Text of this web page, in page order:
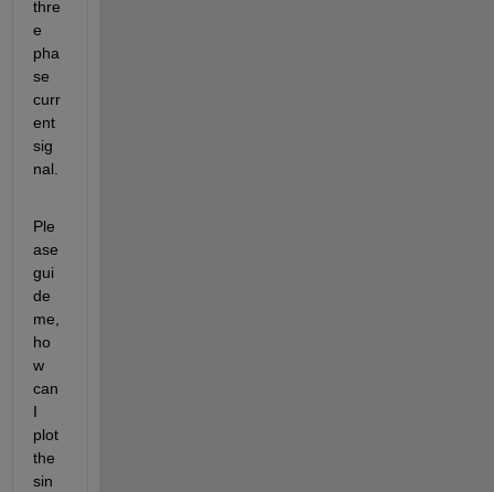
thre
e
pha
se
curr
ent
sig
nal.
Ple
ase
gui
de
me,
ho
w
can
I
plot
the
sin